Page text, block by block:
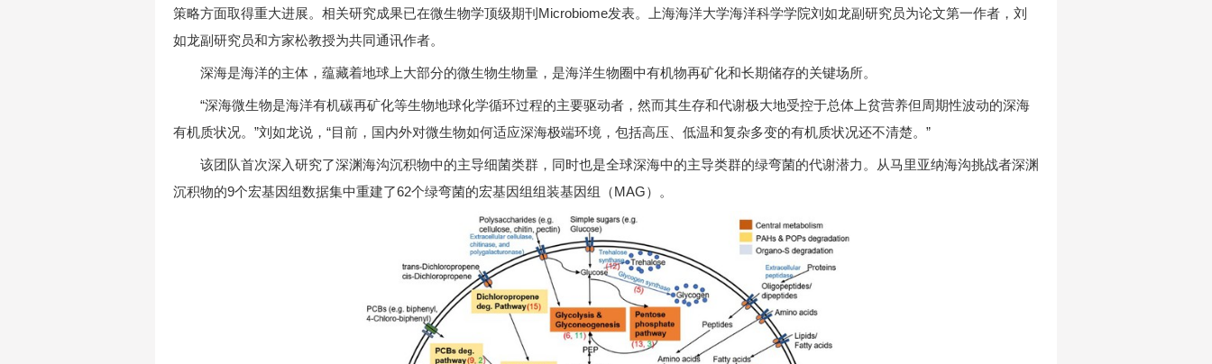
策略方面取得重大进展。相关研究成果已在微生物学顶级期刊Microbiome发表。上海海洋大学海洋科学学院刘如龙副研究员为论文第一作者，刘
如龙副研究员和方家松教授为共同通讯作者。
深海是海洋的主体，蕴藏着地球上大部分的微生物生物量，是海洋生物圈中有机物再矿化和长期储存的关键场所。
“深海微生物是海洋有机碳再矿化等生物地球化学循环过程的主要驱动者，然而其生存和代谢极大地受控于总体上贫营养但周期性波动的深海
有机质状况。”刘如龙说，“目前，国内外对微生物如何适应深海极端环境，包括高压、低温和复杂多变的有机质状况还不清楚。”
该团队首次深入研究了深渊海沟沉积物中的主导细菌类群，同时也是全球深海中的主导类群的绿弯菌的代谢潜力。从马里亚纳海沟挑战者深渊
沉积物的9个宏基因组数据集中重建了62个绿弯菌的宏基因组组装基因组（MAG）。